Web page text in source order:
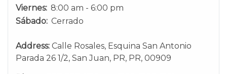
Viernes: 8:00 am - 6:00 pm
Sábado: Cerrado
Address: Calle Rosales, Esquina San Antonio
Parada 26 1/2, San Juan, PR, PR, 00909